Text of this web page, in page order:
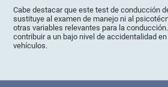
Cabe destacar que este test de conducción
sustituye al examen de manejo ni al
otras variables relevantes para la
contribuir a un bajo nivel de accidentalidad
vehículos.